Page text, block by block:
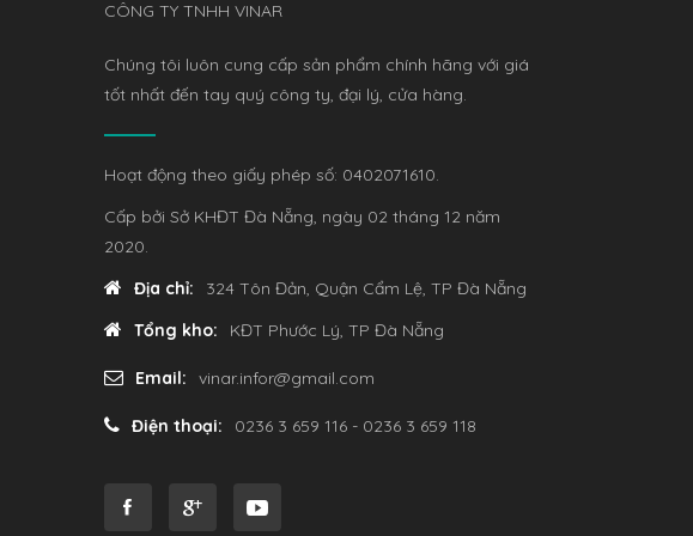
CÔNG TY TNHH VINAR
Chúng tôi luôn cung cấp sản phẩm chính hãng với giá
tốt nhất đến tay quý công ty, đại lý, cửa hàng.
Hoạt động theo giấy phép số: 0402071610.
Cấp bởi Sở KHĐT Đà Nẵng, ngày 02 tháng 12 năm
2020.
Địa chỉ:
324 Tôn Đản, Quận Cẩm Lệ, TP Đà Nẵng
Tổng kho:
KĐT Phước Lý, TP Đà Nẵng
Email: vinar.infor@gmail.com
Điện thoại: 0236 3 659 116 - 0236 3 659 118